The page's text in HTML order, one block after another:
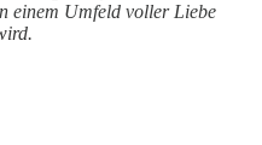
einem Umfeld voller Liebe